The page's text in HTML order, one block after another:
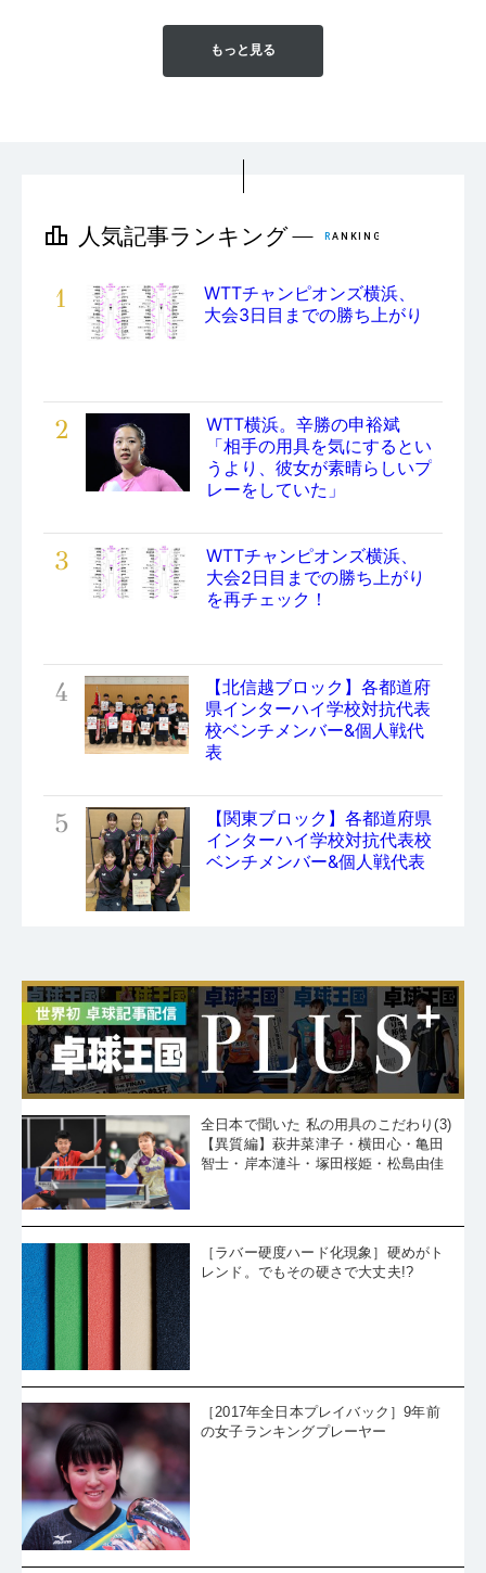
もっと見る
1
WTTチャンピオンズ横浜、
大会3日目までの勝ち上がり
2
WTT横浜。辛勝の申裕斌
「相手の用具を気にするとい
うより、彼女が素晴らしいプ
レーをしていた」
3
WTTチャンピオンズ横浜、
大会2日目までの勝ち上がり
を再チェック！
4
【北信越ブロック】各都道府
県インターハイ学校対抗代表
校ベンチメンバー&個人戦代
表
5
【関東ブロック】各都道府県
インターハイ学校対抗代表校
ベンチメンバー&個人戦代表
全日本で聞いた 私の用具のこだわり(3)
【異質編】萩井菜津子・横田心・亀田
智士・岸本漣斗・塚田桜姫・松島由佳
［ラバー硬度ハード化現象］硬めがト
レンド。でもその硬さで大丈夫!?
［2017年全日本プレイバック］9年前
の女子ランキングプレーヤー